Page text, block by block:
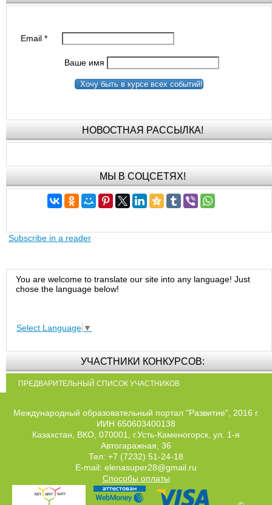
Email*
Ваше имя
Хочу быть в курсе всех событий!
НОВОСТНАЯ РАССЫЛКА!
МЫ В СОЦСЕТЯХ!
Subscribe in a reader
You are welcome to translate our site into any language! Just
chose the language below!
Select Language ▼
УЧАСТНИКИ КОНКУРСОВ:
ПРЕДВАРИТЕЛЬНЫЙ СПИСОК УЧАСТНИКОВ
Международный образовательный портал "Развитие", 2016 г.
ИИН 650603400138
Казахстан, ВКО, 070001, г.Усть-Каменогорск, ул. 1-я
Автогаражная, 36
Тел: +7 (7232) 51-24-18
E-mail: elenasuper28@gmail.ru
Способы оплаты